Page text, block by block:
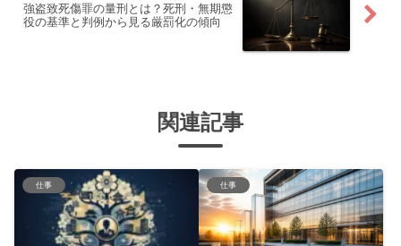
強盗致死傷罪の量刑とは？死刑・無期懲
役の基準と判例から見る厳罰化の傾向
関連記事
仕事 仕事